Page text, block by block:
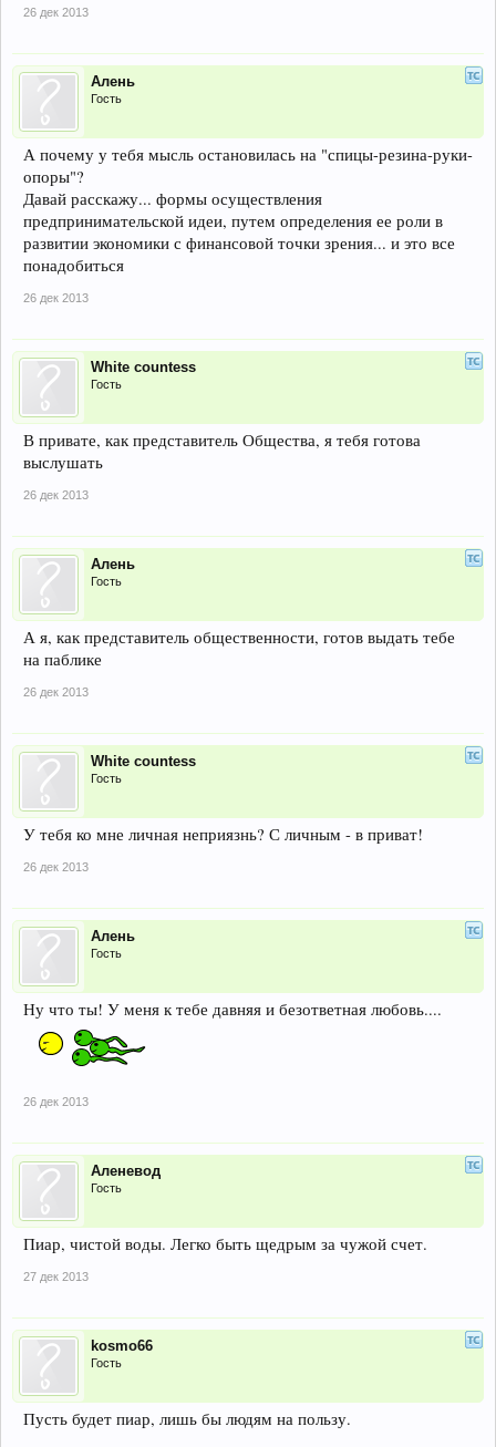
26 дек 2013
Алень
Гость
А почему у тебя мысль остановилась на "спицы-резина-руки-
опоры"?
Давай расскажу... формы осуществления
предпринимательской идеи, путем определения ее роли в
развитии экономики с финансовой точки зрения... и это все
понадобиться
26 дек 2013
White countess
Гость
В привате, как представитель Общества, я тебя готова
выслушать
26 дек 2013
Алень
Гость
А я, как представитель общественности, готов выдать тебе
на паблике
26 дек 2013
White countess
Гость
У тебя ко мне личная неприязнь? С личным - в приват!
26 дек 2013
Алень
Гость
Ну что ты! У меня к тебе давняя и безответная любовь....
26 дек 2013
Аленевод
Гость
Пиар, чистой воды. Легко быть щедрым за чужой счет.
27 дек 2013
kosmo66
Гость
Пусть будет пиар, лишь бы людям на пользу.